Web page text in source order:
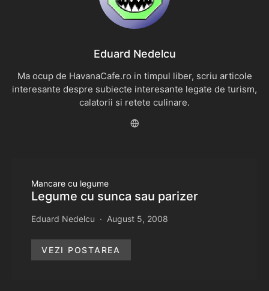
Eduard Nedelcu
Ma ocup de HavanaCafe.ro in timpul liber, scriu articole
interesante despre subiecte interesante legate de turism,
calatorii si retete culinare.
Mancare cu legume
Legume cu sunca sau parizer
Eduard Nedelcu August 5, 2008
VEZI POSTAREA